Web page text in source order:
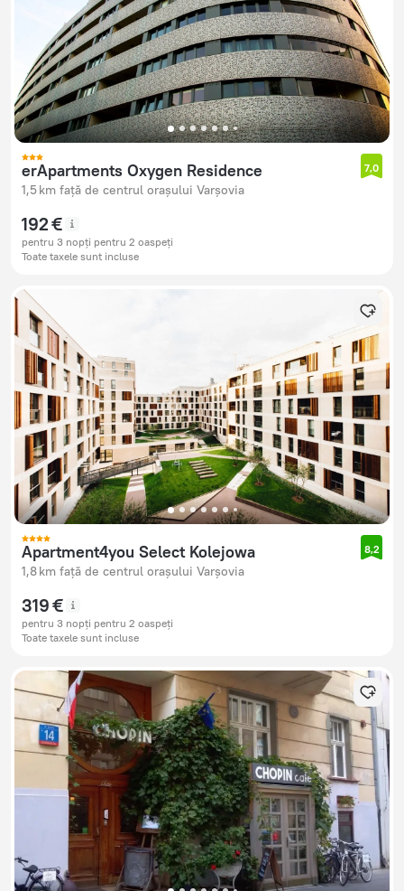
erApartments Oxygen Residence
1,5 km față de centrul orașului Varșovia
7,0
192 €
pentru 3 nopți pentru 2 oaspeți
Toate taxele sunt incluse
Apartment4you Select Kolejowa
1,8 km față de centrul orașului Varșovia
8,2
319 €
pentru 3 nopți pentru 2 oaspeți
Toate taxele sunt incluse